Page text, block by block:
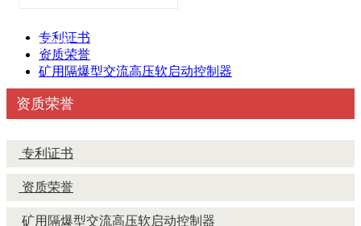
资质荣誉
专利证书
资质荣誉
矿用隔爆型交流高压软启动控制器
资质荣誉
专利证书
资质荣誉
矿用隔爆型交流高压软启动控制器